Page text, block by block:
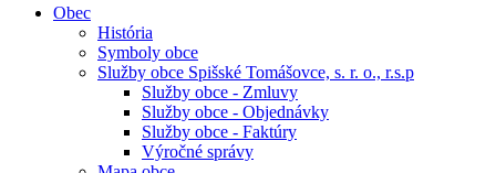
Obec
História
Symboly obce
Služby obce Spišské Tomášovce, s. r. o., r.s.p
Služby obce - Zmluvy
Služby obce - Objednávky
Služby obce - Faktúry
Výročné správy